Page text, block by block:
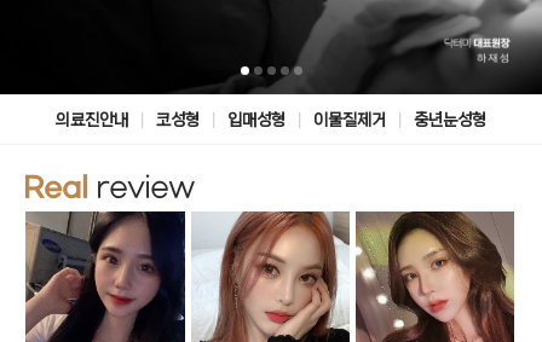
의료진안내 코성형 입매성형 이물질제거 중년눈성형
Real review